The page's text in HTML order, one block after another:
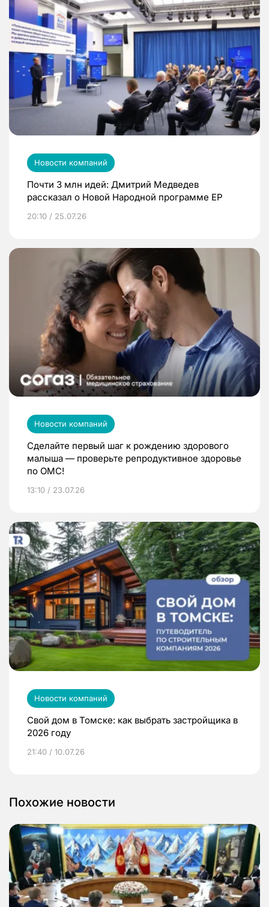
Новости компаний
Почти 3 млн идей: Дмитрий Медведев
рассказал о Новой Народной программе ЕР
20:10 / 25.07.26
Новости компаний
Сделайте первый шаг к рождению здорового
малыша — проверьте репродуктивное здоровье
по ОМС!
13:10 / 23.07.26
Новости компаний
Свой дом в Томске: как выбрать застройщика в
2026 году
21:40 / 10.07.26
Похожие новости